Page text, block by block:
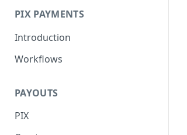
PIX PAYMENTS
Introduction
Workflows
PAYOUTS
PIX